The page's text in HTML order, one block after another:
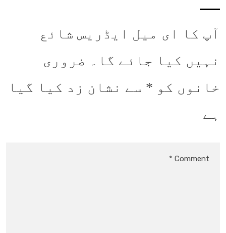
آپ کا ای میل ایڈریس شائع
نہیں کیا جائے گا۔ ضروری
خانوں کو * سے نشان زد کیا گیا
ہے